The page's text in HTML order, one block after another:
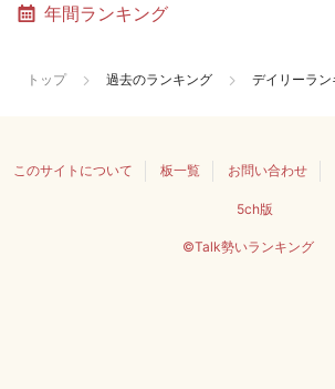
年間ランキング
トップ 過去のランキング デイリーラン
このサイトについて 板一覧 お問い合わせ
5ch版
©Talk勢いランキング